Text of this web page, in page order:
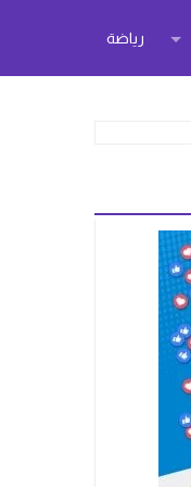
رياضة